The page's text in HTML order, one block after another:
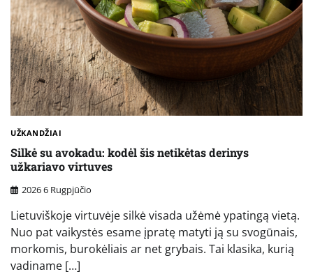
UŽKANDŽIAI
Silkė su avokadu: kodėl šis netikėtas derinys
užkariavo virtuves
2026 6 Rugpjūčio
Lietuviškoje virtuvėje silkė visada užėmė ypatingą vietą.
Nuo pat vaikystės esame įpratę matyti ją su svogūnais,
morkomis, burokėliais ar net grybais. Tai klasika, kurią
vadiname […]